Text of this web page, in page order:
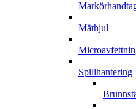
Mäthjul
Spillhantering